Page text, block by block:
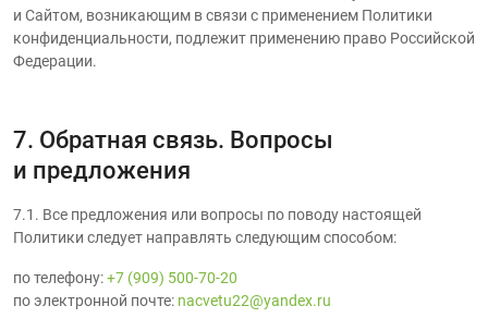
и Сайтом, возникающим в связи с применением Политики
конфиденциальности, подлежит применению право Российской
Федерации.
7. Обратная связь. Вопросы
и предложения
7.1. Все предложения или вопросы по поводу настоящей
Политики следует направлять следующим способом:
по телефону:+7 (909) 500-70-20
по электронной почте: nacvetu22@yandex.ru